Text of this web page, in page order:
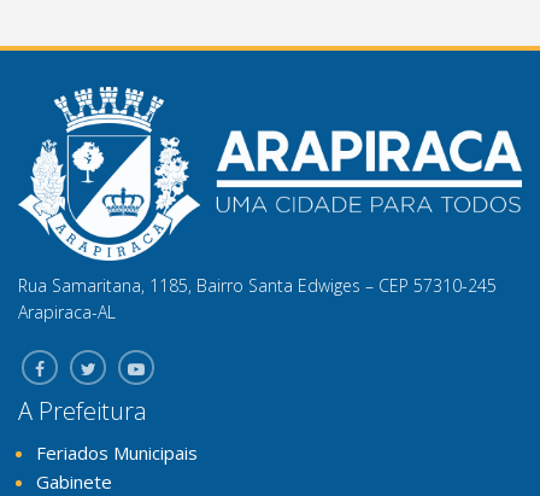
Rua Samaritana, 1185, Bairro Santa Edwiges – CEP 57310-245
Arapiraca-AL
A Prefeitura
Feriados Municipais
Gabinete